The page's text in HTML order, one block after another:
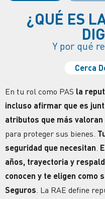
¿QUÉ ES
Y por qué
Cerca
En tu rol como PAS la
incluso afirmar que es
atributos que más
para proteger sus bienes.
seguridad que necesitan
años, trayectoria y
conocen y te eligen como
Seguros . La RAE define